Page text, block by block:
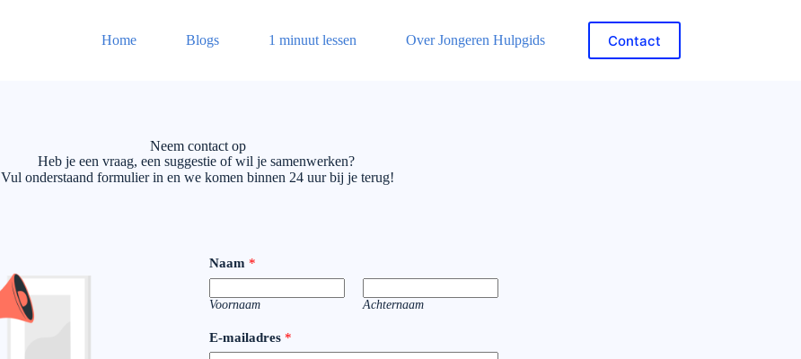
Home Blogs 1 minuut lessen Over Jongeren Hulpgids Contact
Neem contact op
Heb je een vraag, een suggestie of wil je samenwerken?
Vul onderstaand formulier in en we komen binnen 24 uur bij je terug!
Naam *
Voornaam Achternaam
E-mailadres *